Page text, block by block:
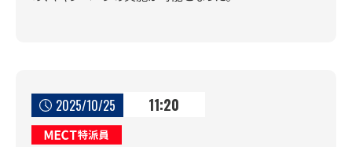
2025/10/25 11:20
MECT特派員